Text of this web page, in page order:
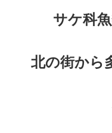
サケ科
北の街から